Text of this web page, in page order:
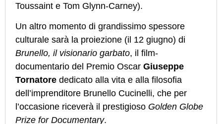
Toussaint e Tom Glynn-Carney).
Un altro momento di grandissimo spessore
culturale sarà la proiezione (il 12 giugno) di
Brunello, il visionario garbato, il film-
documentario del Premio Oscar Giuseppe
Tornatore dedicato alla vita e alla filosofia
dell’imprenditore Brunello Cucinelli, che per
l’occasione riceverà il prestigioso Golden Globe
Prize for Documentary.